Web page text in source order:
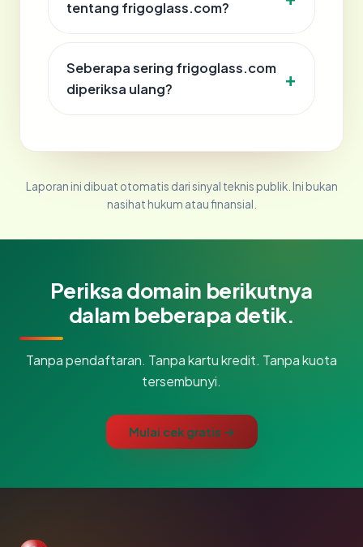
tentang frigoglass.com?
Seberapa sering frigoglass.com
diperiksa ulang?
Laporan ini dibuat otomatis dari sinyal teknis publik. Ini bukan
nasihat hukum atau finansial.
Periksa domain berikutnya
dalam beberapa detik.
Tanpa pendaftaran. Tanpa kartu kredit. Tanpa kuota
tersembunyi.
Mulai cek gratis →